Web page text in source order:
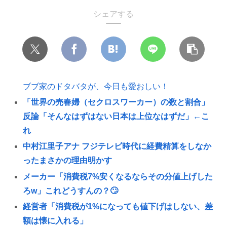
シェアする
ブブ家のドタバタが、今日も愛おしい！
「世界の売春婦（セクロスワーカー）の数と割合」
反論「そんなはずはない日本は上位なはずだ」←こ
れ
中村江里子アナ フジテレビ時代に経費精算をしなか
ったまさかの理由明かす
メーカー「消費税7%安くなるならその分値上げした
ろw」これどうすんの？🙄
経営者「消費税が1%になっても値下げはしない、差
額は懐に入れる」